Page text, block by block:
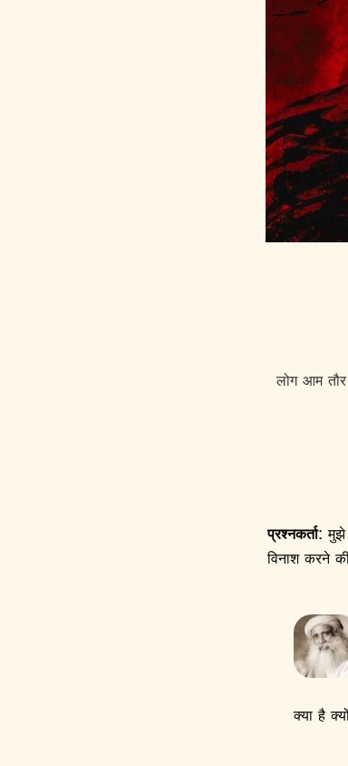
लोग आम
प्रश्नकर्ता: मुझे
विनाश करने
क्या है